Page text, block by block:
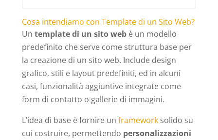
Cosa intendiamo con Template di un Sito Web?
Un template di un sito webè un modello
predefinito che serve come struttura base per
la creazione di un sito web. Include design
grafico, stili e layout predefiniti, ed in alcuni
casi, funzionalità aggiuntive integrate come
form di contatto o gallerie di immagini.
L’idea di base è fornire un frameworksolido su
cui costruire, permettendo personalizzazioni